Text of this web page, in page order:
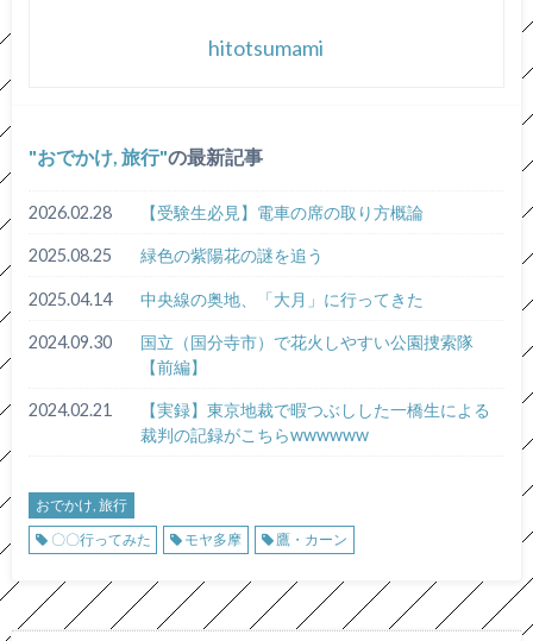
hitotsumami
おでかけ, 旅行 の最新記事
2026.02.28 【受験生必見】電車の席の取り方概論
2025.08.25 緑色の紫陽花の謎を追う
2025.04.14 中央線の奥地、「大月」に行ってきた
2024.09.30
国立（国分寺市）で花火しやすい公園捜索隊
【前編】
2024.02.21
【実録】東京地裁で暇つぶしした一橋生による
裁判の記録がこちらwwwwww
おでかけ, 旅行
〇〇行ってみた
モヤ多摩 鷹・カーン